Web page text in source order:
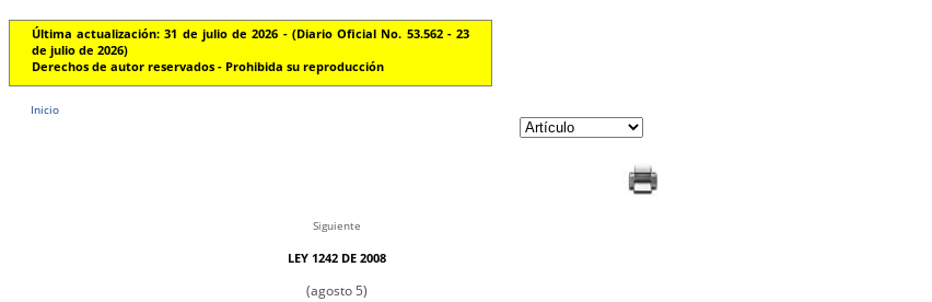
Última actualización: 31 de julio de 2026 - (Diario Oficial No. 53.562 - 23
de julio de 2026)
Derechos de autor reservados - Prohibida su reproducción
Inicio
Siguiente
LEY 1242 DE 2008
(agosto 5)